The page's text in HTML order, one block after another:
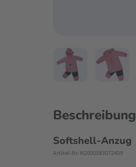
Beschreibung
Softshell-Anzug
Artikel-Nr. M2000583072409